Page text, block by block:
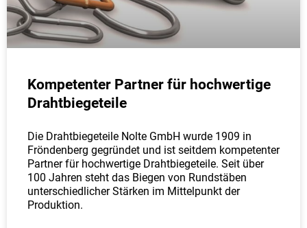
Kompetenter Partner für hochwertige
Drahtbiegeteile
Die Drahtbiegeteile Nolte GmbH wurde 1909 in
Fröndenberg gegründet und ist seitdem kompetenter
Partner für hochwertige Drahtbiegeteile. Seit über
100 Jahren steht das Biegen von Rundstäben
unterschiedlicher Stärken im Mittelpunkt der
Produktion.